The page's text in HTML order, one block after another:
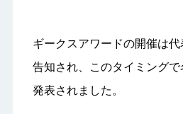
ギークスアワードの開催は
告知され、このタイミング
発表されました。